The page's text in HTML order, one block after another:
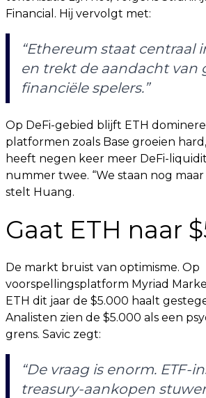
Financial. Hij vervolgt met:
“Ethereum staat centraal
en trekt de aandacht van
financiële spelers.”
Op DeFi-gebied blijft ETH
platformen zoals Base groeien
heeft negen keer meer DeFi-
nummer twee. “We staan nog
stelt Huang.
Gaat ETH naar
De markt bruist van optimisme. Op
voorspellingsplatform Myriad
ETH dit jaar de $5.000 haalt
Analisten zien de $5.000 als een
grens. Savic zegt:
“De vraag is enorm. ETF-
treasury-aankopen